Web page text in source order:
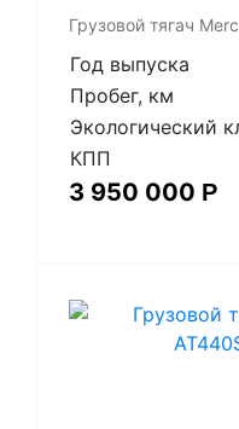
Грузовой тягач
Год выпуска
Пробег, км
Экологический
КПП
3 950 000 Р